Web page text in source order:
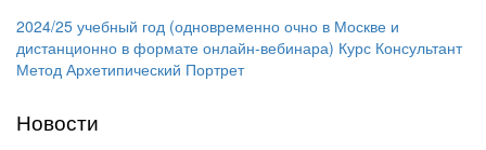
2024/25 учебный год (одновременно очно в Москве и
дистанционно в формате онлайн-вебинара) Курс Консультант
Метод Архетипический Портрет
Новости